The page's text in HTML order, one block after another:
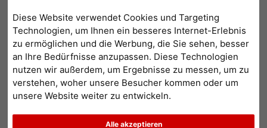
Diese Website verwendet Cookies und Targeting
Technologien, um Ihnen ein besseres Internet-Erlebnis
zu ermöglichen und die Werbung, die Sie sehen, besser
an Ihre Bedürfnisse anzupassen. Diese Technologien
nutzen wir außerdem, um Ergebnisse zu messen, um zu
verstehen, woher unsere Besucher kommen oder um
unsere Website weiter zu entwickeln.
Alle akzeptieren